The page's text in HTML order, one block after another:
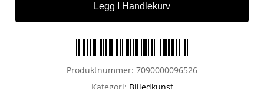
Legg I Handlekurv
Produktnummer: 7090000096526
Kategori: Billedkunst